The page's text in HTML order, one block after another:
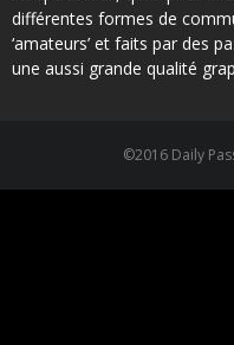
différentes formes de
‘amateurs’ et faits par des
une aussi grande qualité
©2016 Daily